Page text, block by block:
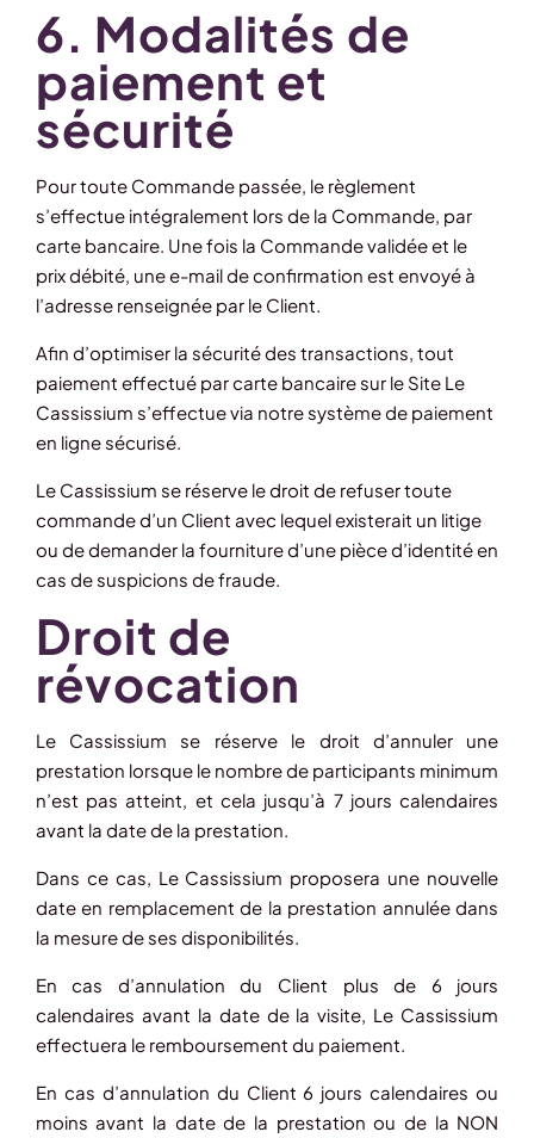
6. Modalités de
paiement et
sécurité
Pour toute Commande passée, le règlement
s’effectue intégralement lors de la Commande, par
carte bancaire. Une fois la Commande validée et le
prix débité, une e-mail de confirmation est envoyé à
l’adresse renseignée par le Client.
Afin d’optimiser la sécurité des transactions, tout
paiement effectué par carte bancaire sur le Site Le
Cassissium s’effectue via notre système de paiement
en ligne sécurisé.
Le Cassissium se réserve le droit de refuser toute
commande d’un Client avec lequel existerait un litige
ou de demander la fourniture d’une pièce d’identité en
cas de suspicions de fraude.
Droit de
révocation
Le Cassissium se réserve le droit d’annuler une
prestation lorsque le nombre de participants minimum
n’est pas atteint, et cela jusqu’à 7 jours calendaires
avant la date de la prestation.
Dans ce cas, Le Cassissium proposera une nouvelle
date en remplacement de la prestation annulée dans
la mesure de ses disponibilités.
En cas d’annulation du Client plus de 6 jours
calendaires avant la date de la visite, Le Cassissium
effectuera le remboursement du paiement.
En cas d’annulation du Client 6 jours calendaires ou
moins avant la date de la prestation ou de la NON